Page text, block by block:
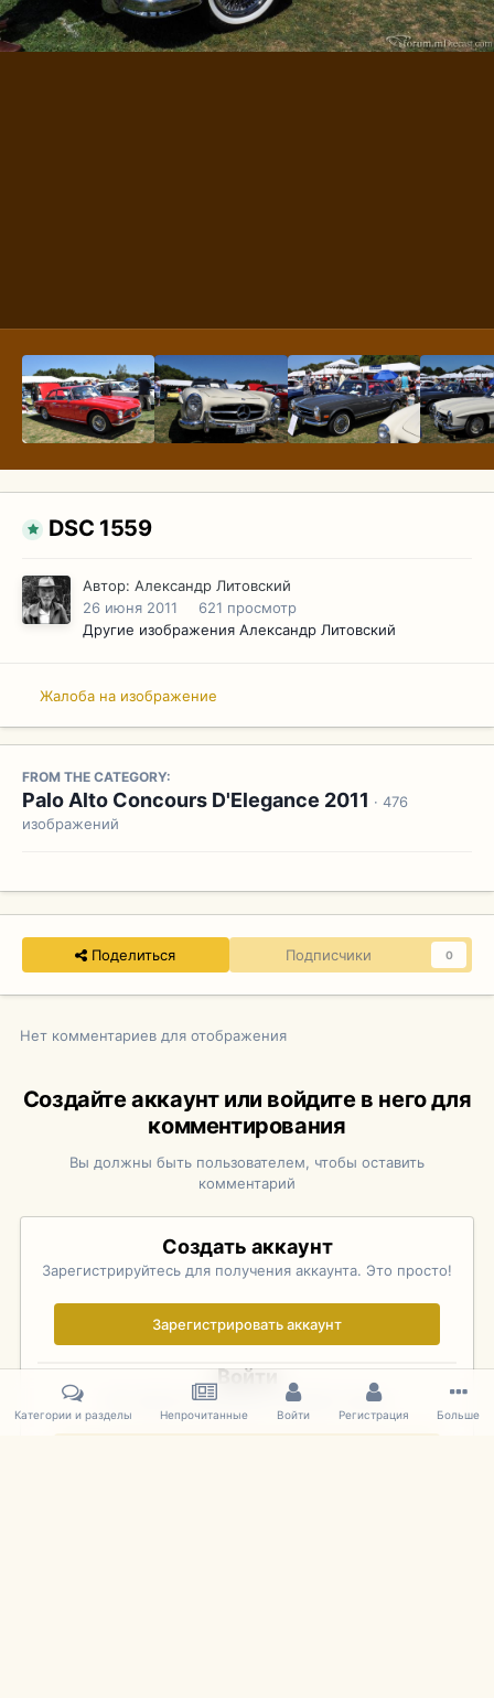
DSC 1559
Автор: Александр Литовский
26 июня 2011
621 просмотр
Другие изображения Александр Литовский
Жалоба на изображение
FROM THE CATEGORY:
Palo Alto Concours D'Elegance 2011 · 476
изображений
Поделиться Подписчики 0
Нет комментариев для отображения
Создайте аккаунт или войдите в него для
комментирования
Вы должны быть пользователем, чтобы оставить
комментарий
Создать аккаунт
Зарегистрируйтесь для получения аккаунта. Это просто!
Зарегистрировать аккаунт
Войти
Уже зарегистрированы? Войдите здесь.
Категории и разделы Непрочитанные Войти Регистрация Больше